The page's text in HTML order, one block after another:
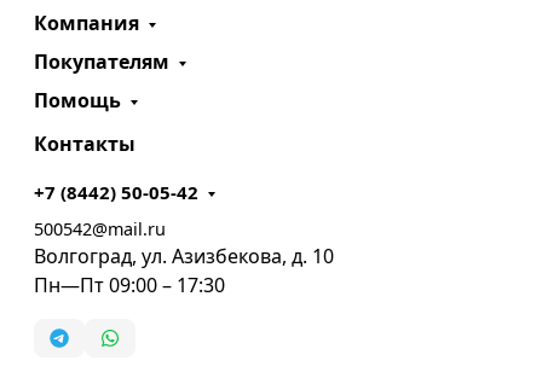
Компания
Покупателям
Помощь
Контакты
+7 (8442) 50-05-42
500542@mail.ru
Волгоград, ул. Азизбекова, д. 10
Пн—Пт 09:00 – 17:30